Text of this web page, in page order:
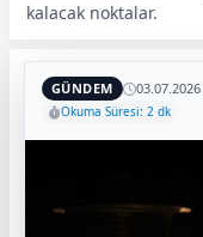
kalacak noktalar.
GÜNDEM
Okuma Süresi: 2 dk